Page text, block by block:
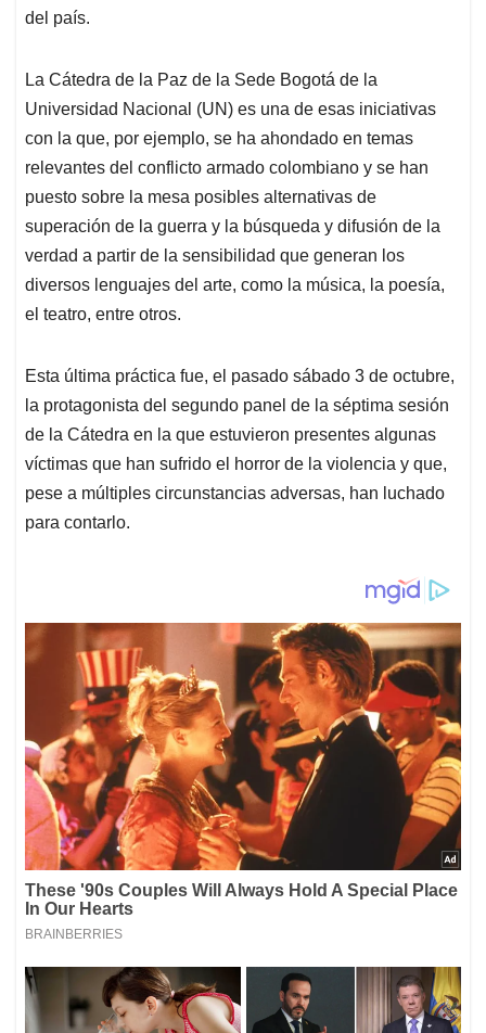
del país.
La Cátedra de la Paz de la Sede Bogotá de la
Universidad Nacional (UN) es una de esas iniciativas
con la que, por ejemplo, se ha ahondado en temas
relevantes del conflicto armado colombiano y se han
puesto sobre la mesa posibles alternativas de
superación de la guerra y la búsqueda y difusión de la
verdad a partir de la sensibilidad que generan los
diversos lenguajes del arte, como la música, la poesía,
el teatro, entre otros.
Esta última práctica fue, el pasado sábado 3 de octubre,
la protagonista del segundo panel de la séptima sesión
de la Cátedra en la que estuvieron presentes algunas
víctimas que han sufrido el horror de la violencia y que,
pese a múltiples circunstancias adversas, han luchado
para contarlo.